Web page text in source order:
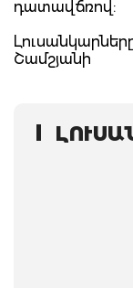
դատավճռով:
Շամշյանի